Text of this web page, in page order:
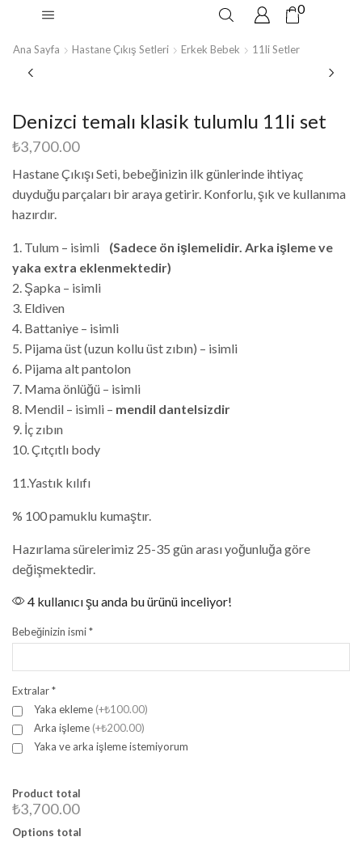
0
Ana Sayfa Hastane Çıkış Setleri Erkek Bebek 11li Setler
Denizci temalı klasik tulumlu 11li set
₺3,700.00
Hastane Çıkışı Seti, bebeğinizin ilk günlerinde ihtiyaç
duyduğu parçaları bir araya getirir. Konforlu, şık ve kullanıma
hazırdır.
1. Tulum – isimli (Sadece ön işlemelidir. Arka işleme ve
yaka extra eklenmektedir)
2. Şapka – isimli
3. Eldiven
4. Battaniye – isimli
5. Pijama üst (uzun kollu üst zıbın) – isimli
6. Pijama alt pantolon
7. Mama önlüğü – isimli
8. Mendil – isimli – mendil dantelsizdir
9. İç zıbın
10. Çıtçıtlı body
11.Yastık kılıfı
% 100 pamuklu kumaştır.
Hazırlama sürelerimiz 25-35 gün arası yoğunluğa göre
değişmektedir.
4 kullanıcı şu anda bu ürünü inceliyor!
Bebeğinizin ismi*
Extralar*
Yaka ekleme (+₺100.00)
Arka işleme (+₺200.00)
Yaka ve arka işleme istemiyorum
Product total
₺3,700.00
Options total